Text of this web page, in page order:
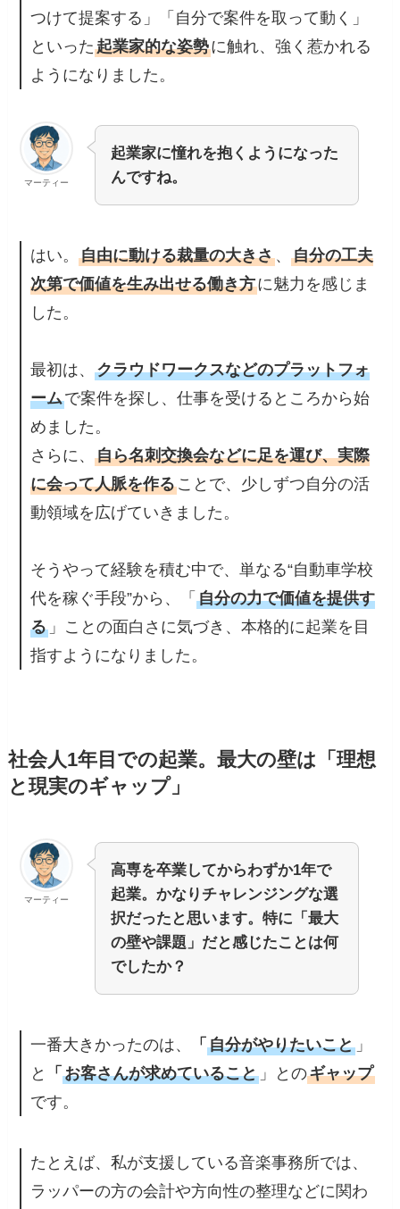
つけて提案する」「自分で案件を取って動く」
といった起業家的な姿勢に触れ、強く惹かれる
ようになりました。
マーティー
起業家に憧れを抱くようになった
んですね。
はい。自由に動ける裁量の大きさ、自分の工夫
次第で価値を生み出せる働き方に魅力を感じま
した。
最初は、クラウドワークスなどのプラットフォ
ームで案件を探し、仕事を受けるところから始
めました。
さらに、自ら名刺交換会などに足を運び、実際
に会って人脈を作ることで、少しずつ自分の活
動領域を広げていきました。
そうやって経験を積む中で、単なる“自動車学校
代を稼ぐ手段”から、「自分の力で価値を提供す
る 」ことの面白さに気づき、本格的に起業を目
指すようになりました。
社会人1年目での起業。最大の壁は「理想
と現実のギャップ」
マーティー
高専を卒業してからわずか1年で
起業。かなりチャレンジングな選
択だったと思います。特に「最大
の壁や課題」だと感じたことは何
でしたか？
一番大きかったのは、 「自分がやりたいこと 」
と
「お客さんが求めていること 」とのギャップ
です。
たとえば、私が支援している音楽事務所では、
ラッパーの方の会計や方向性の整理などに関わ